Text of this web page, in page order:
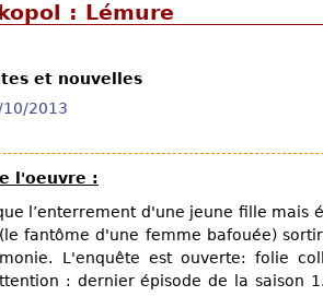
: Lémure
et nouvelles
10/2013
l'oeuvre :
l’enterrement d'une jeune fille mais
fantôme d'une femme bafouée)
L'enquête est ouverte: folie
: dernier épisode de la saison